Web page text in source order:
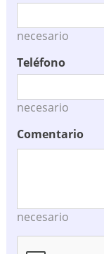
necesario
Teléfono
necesario
Comentario
necesario